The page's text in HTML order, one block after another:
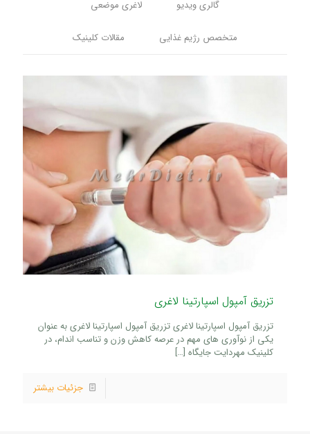
گالری ویدیو لاغری موضعی
متخصص رژیم غذایی مقالات کلینیک
تزریق آمپول اسپارتینا لاغری
تزریق آمپول اسپارتینا لاغری تزریق آمپول اسپارتینا لاغری به عنوان
یکی از نوآوری های مهم در عرصه کاهش وزن و تناسب اندام، در
کلینیک مهردایت جایگاه […]
جزئیات بیشتر